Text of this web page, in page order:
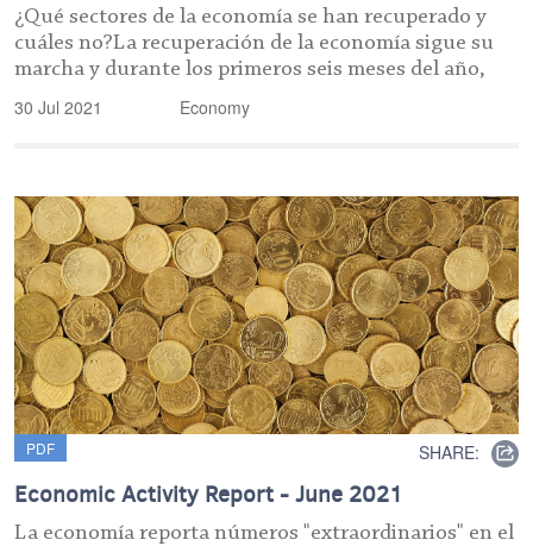
¿Qué sectores de la economía se han recuperado y
cuáles no?La recuperación de la economía sigue su
marcha y durante los primeros seis meses del año,
30 Jul 2021 Economy
PDF SHARE:
Economic Activity Report - June 2021
La economía reporta números "extraordinarios" en el